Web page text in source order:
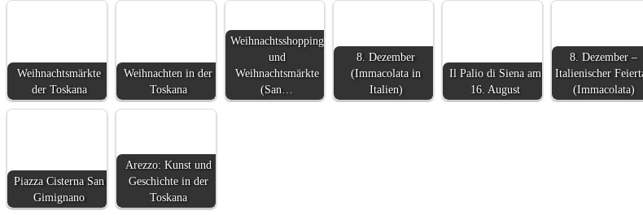
Weihnachtsmärkte
der Toskana
Weihnachten in der
Toskana
Weihnachtsshopping
und
Weihnachtsmärkte
(San…
8. Dezember
(Immacolata in
Italien)
Il Palio di Siena am
16. August
8. Dezember –
Italienischer
(Immacolata)
Piazza Cisterna San
Gimignano
Arezzo: Kunst und
Geschichte in der
Toskana